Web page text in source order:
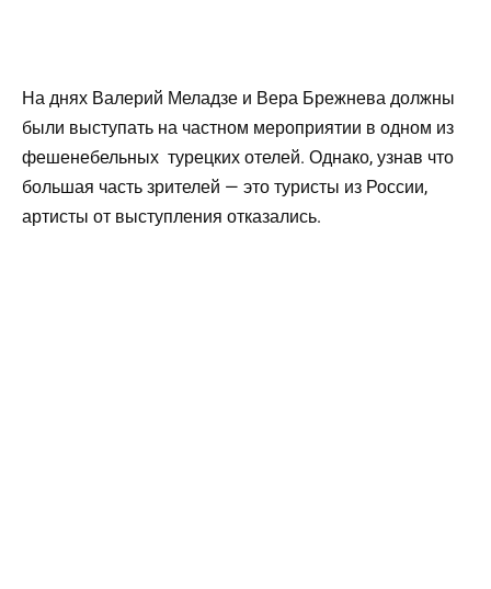
На днях Валерий Меладзе и Вера Брежнева должны
были выступать на частном мероприятии в одном из
фешенебельных турецких отелей. Однако, узнав что
большая часть зрителей — это туристы из России,
артисты от выступления отказались.